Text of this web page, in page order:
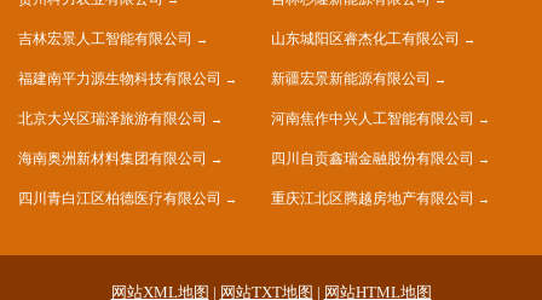
吉林宏景人工智能有限公司 山东城阳区睿杰化工有限公司
福建南平力源生物科技有限公司 新疆宏景新能源有限公司
北京大兴区瑞泽旅游有限公司 河南焦作中兴人工智能有限公司
海南奥洲新材料集团有限公司 四川自贡鑫瑞金融股份有限公司
四川青白江区柏德医疗有限公司 重庆江北区腾越房地产有限公司
网站XML地图 | 网站TXT地图 | 网站HTML地图